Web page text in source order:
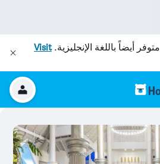
متوفر أيضاً باللغة الإنجليزية.Visit